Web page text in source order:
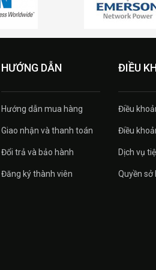
HƯỚNG DẪN
Hướng dẫn mua hàng
Giao nhận và thanh toán
Đổi trả và bảo hành
Đăng ký thành viên
ĐIỀU
Điều
Điều
Dịch vụ
Quyền